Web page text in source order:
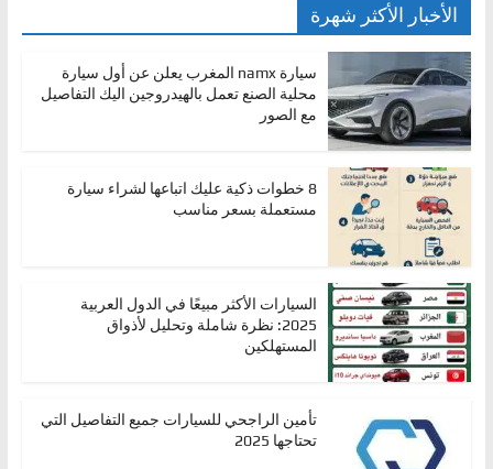
الأخبار الأكثر شهرة
سيارة namx المغرب يعلن عن أول سيارة
محلية الصنع تعمل بالهيدروجين اليك التفاصيل
مع الصور
8 خطوات ذكية عليك اتباعها لشراء سيارة
مستعملة بسعر مناسب
السيارات الأكثر مبيعًا في الدول العربية
2025: نظرة شاملة وتحليل لأذواق
المستهلكين
تأمين الراجحي للسيارات جميع التفاصيل التي
تحتاجها 2025